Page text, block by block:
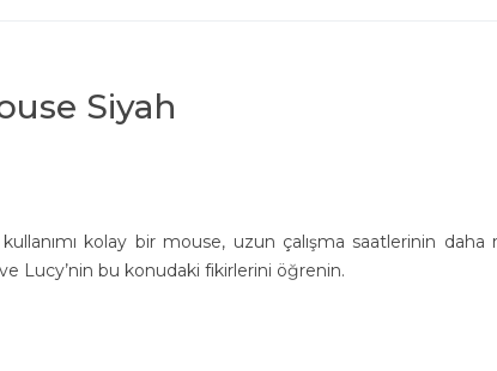
Siyah
kolay bir mouse, uzun çalışma saatlerinin daha
Lucy’nin bu konudaki fikirlerini öğrenin.